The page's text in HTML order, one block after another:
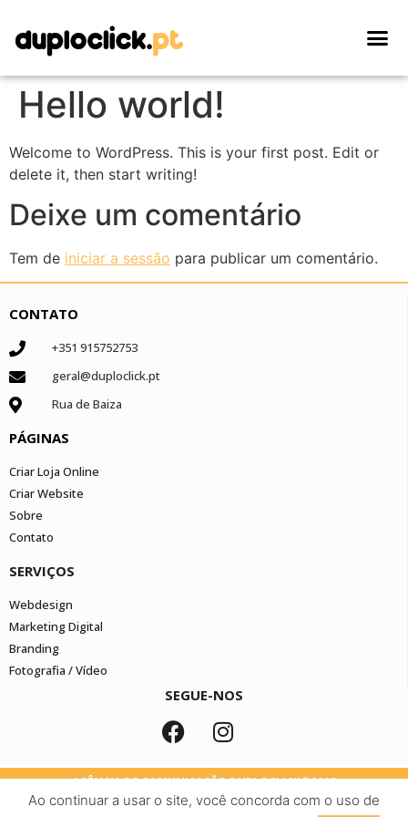
Hello world!
Welcome to WordPress. This is your first post. Edit or
delete it, then start writing!
Deixe um comentário
Tem de iniciar a sessão para publicar um comentário.
CONTATO
+351 915752753
geral@duploclick.pt
Rua de Baiza
PÁGINAS
Criar Loja Online
Criar Website
Sobre
Contato
SERVIÇOS
Webdesign
Marketing Digital
Branding
Fotografia / Vídeo
SEGUE-NOS
AGÊNCIA DE COMUNICAÇÃO DUPLOCLICK©2025
Ao continuar a usar o site, você concorda com o uso de